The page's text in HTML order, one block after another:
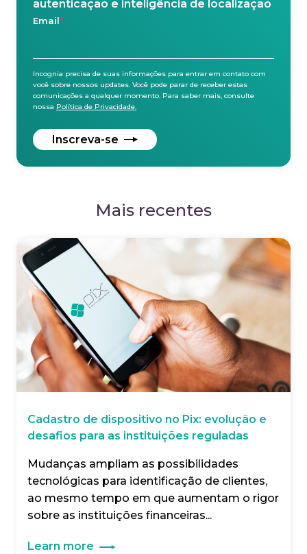
autenticação e inteligência de localização
Email*
Incognia precisa de suas informações para entrar em contato com
você sobre nossos updates. Você pode parar de receber estas
comunicações a qualquer momento. Para saber mais, consulte
nossa Política de Privacidade.
Mais recentes
Cadastro de dispositivo no Pix: evolução e
desafios para as instituições reguladas
Mudanças ampliam as possibilidades
tecnológicas para identificação de clientes,
ao mesmo tempo em que aumentam o rigor
sobre as instituições financeiras...
Learn more